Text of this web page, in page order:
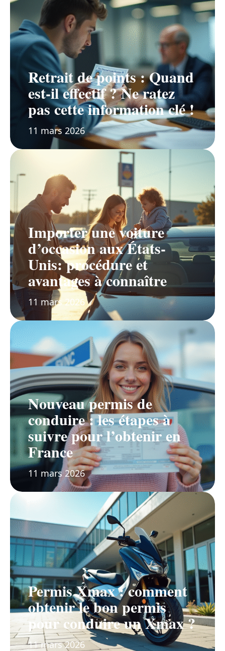
Retrait de points : Quand
est-il effectif ? Ne ratez
pas cette information clé !
11 mars 2026
Importer une voiture
d’occasion aux États-
Unis: procédure et
avantages à connaître
11 mars 2026
Nouveau permis de
conduire : les étapes à
suivre pour l’obtenir en
France
11 mars 2026
Permis Xmax : comment
obtenir le bon permis
pour conduire un Xmax ?
11 mars 2026